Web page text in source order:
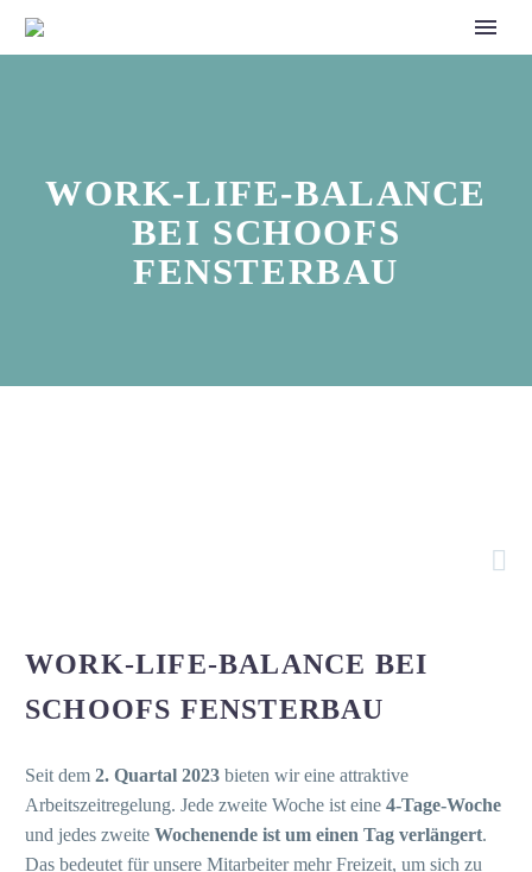
WORK-LIFE-BALANCE
BEI SCHOOFS
FENSTERBAU

WORK-LIFE-BALANCE BEI
SCHOOFS FENSTERBAU
Seit dem 2. Quartal 2023 bieten wir eine attraktive
Arbeitszeitregelung. Jede zweite Woche ist eine 4-Tage-Woche
und jedes zweite Wochenende ist um einen Tag verlängert.
Das bedeutet für unsere Mitarbeiter mehr Freizeit, um sich zu